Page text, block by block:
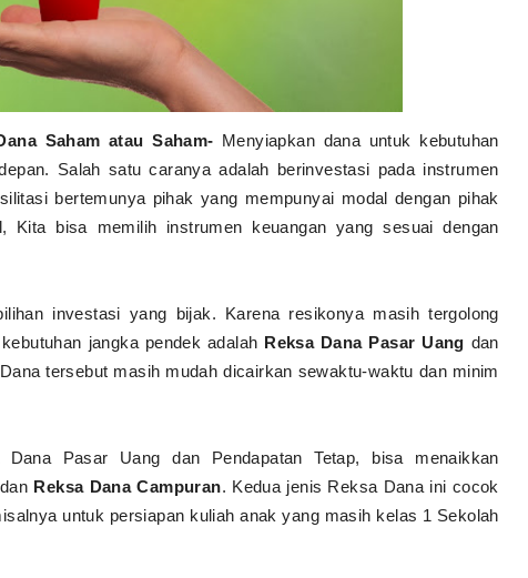
Saham atau Saham- Menyiapkan dana untuk kebutuhan
Salah satu caranya adalah berinvestasi pada instrumen
bertemunya pihak yang mempunyai modal dengan pihak
bisa memilih instrumen keuangan yang sesuai dengan
investasi yang bijak. Karena resikonya masih tergolong
jangka pendek adalah Reksa Dana Pasar Uang dan
tersebut masih mudah dicairkan sewaktu-waktu dan minim
Pasar Uang dan Pendapatan Tetap, bisa menaikkan
dan Reksa Dana Campuran. Kedua jenis Reksa Dana ini cocok
untuk persiapan kuliah anak yang masih kelas 1 Sekolah